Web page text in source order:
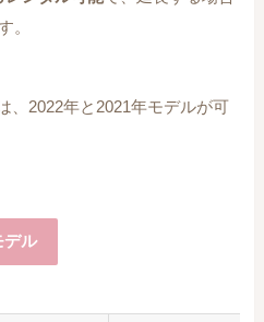
。
、2022年と2021年モデルが可
デル